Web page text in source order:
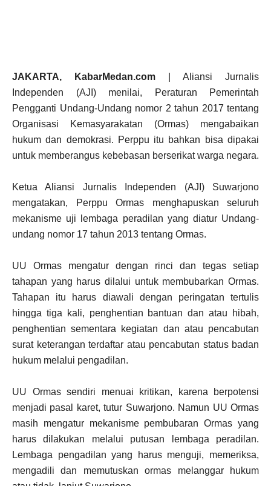
JAKARTA, KabarMedan.com | Aliansi Jurnalis
Independen (AJI) menilai, Peraturan Pemerintah
Pengganti Undang-Undang nomor 2 tahun 2017 tentang
Organisasi Kemasyarakatan (Ormas) mengabaikan
hukum dan demokrasi. Perppu itu bahkan bisa dipakai
untuk memberangus kebebasan berserikat warga negara.
Ketua Aliansi Jurnalis Independen (AJI) Suwarjono
mengatakan, Perppu Ormas menghapuskan seluruh
mekanisme uji lembaga peradilan yang diatur Undang-
undang nomor 17 tahun 2013 tentang Ormas.
UU Ormas mengatur dengan rinci dan tegas setiap
tahapan yang harus dilalui untuk membubarkan Ormas.
Tahapan itu harus diawali dengan peringatan tertulis
hingga tiga kali, penghentian bantuan dan atau hibah,
penghentian sementara kegiatan dan atau pencabutan
surat keterangan terdaftar atau pencabutan status badan
hukum melalui pengadilan.
UU Ormas sendiri menuai kritikan, karena berpotensi
menjadi pasal karet, tutur Suwarjono. Namun UU Ormas
masih mengatur mekanisme pembubaran Ormas yang
harus dilakukan melalui putusan lembaga peradilan.
Lembaga pengadilan yang harus menguji, memeriksa,
mengadili dan memutuskan ormas melanggar hukum